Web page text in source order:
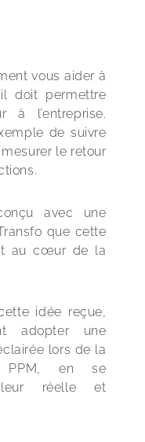
vous aider à
doit permettre
à l’entreprise.
de suivre
le retour
avec une
que cette
au cœur de la
idée reçue,
adopter une
lors de la
PPM, en se
réelle et